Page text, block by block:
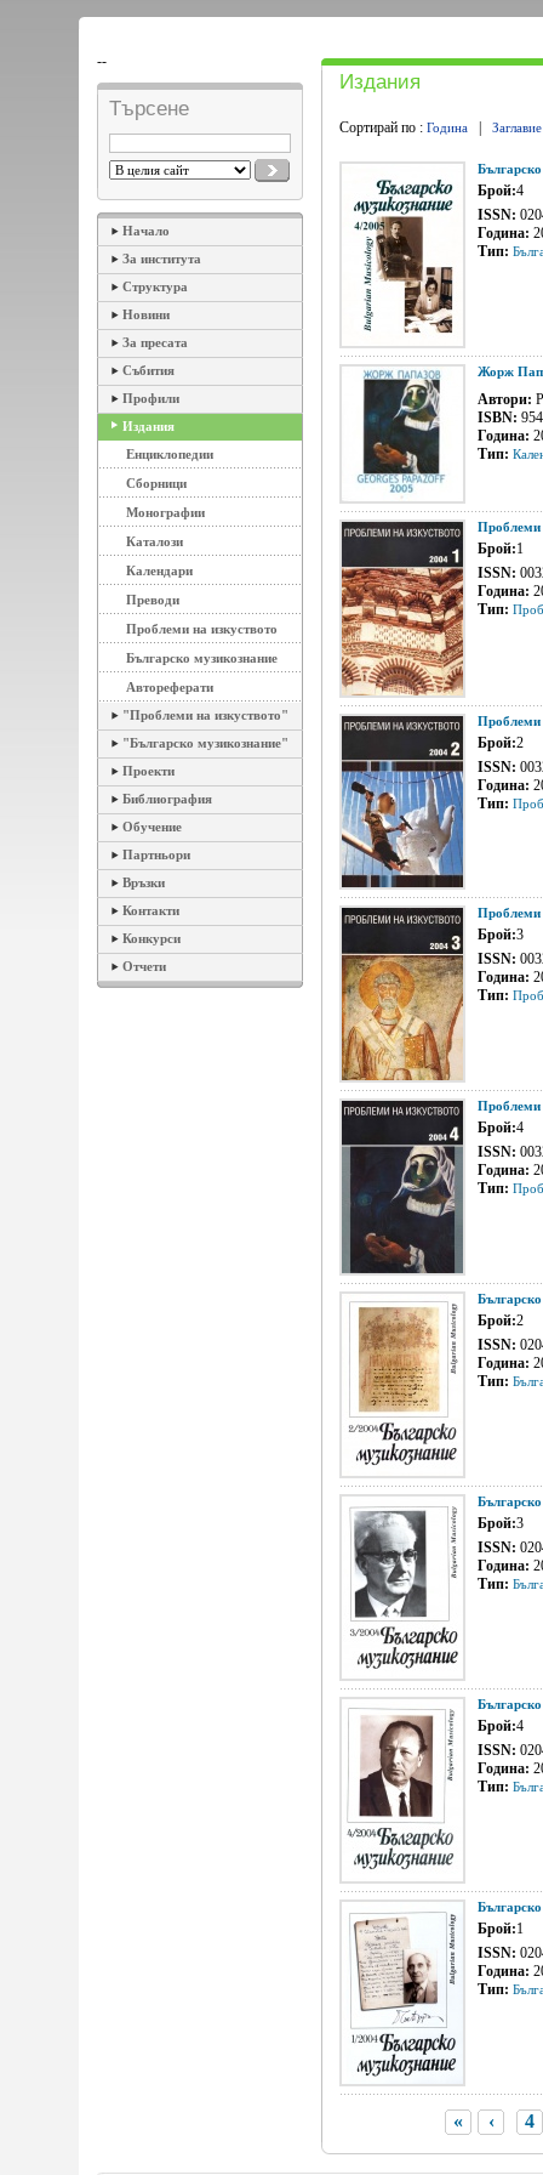
--
Търсене
Начало
За института
Структура
Новини
За пресата
Събития
Профили
Издания
Енциклопедии
Сборници
Монографии
Каталози
Календари
Преводи
Проблеми на изкуството
Българско музикознание
Автореферати
"Проблеми на изкуството"
"Българско музикознание"
Проекти
Библиография
Обучение
Партньори
Връзки
Контакти
Конкурси
Отчети
Издания
Сортирай по : Година Заглавие
Брой:4
ISSN:
Година:
Тип:
Жорж
Автори:
ISBN:
Година:
Тип:
Проблеми
Брой:1
ISSN:
Година:
Тип:
Проблеми
Брой:2
ISSN:
Година:
Тип:
Проблеми
Брой:3
ISSN:
Година:
Тип:
Проблеми
Брой:4
ISSN:
Година:
Тип:
Брой:2
ISSN:
Година:
Тип:
Брой:3
ISSN:
Година:
Тип:
Брой:4
ISSN:
Година:
Тип:
Брой:1
ISSN:
Година:
Тип:
« ‹ 4